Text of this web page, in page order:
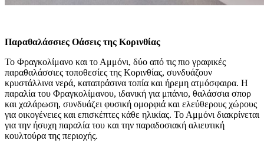
Παραθαλάσσιες Οάσεις της Κορινθίας
Το Φραγκολίμανο και το Αμμόνι, δύο από τις πιο γραφικές
παραθαλάσσιες τοποθεσίες της Κορινθίας, συνδυάζουν
κρυστάλλινα νερά, καταπράσινα τοπία και ήρεμη ατμόσφαιρα. Η
παραλία του Φραγκολίμανου, ιδανική για μπάνιο, θαλάσσια σπορ
και χαλάρωση, συνδυάζει φυσική ομορφιά και ελεύθερους χώρους
για οικογένειες και επισκέπτες κάθε ηλικίας. Το Αμμόνι διακρίνεται
για την ήσυχη παραλία του και την παραδοσιακή αλιευτική
κουλτούρα της περιοχής.